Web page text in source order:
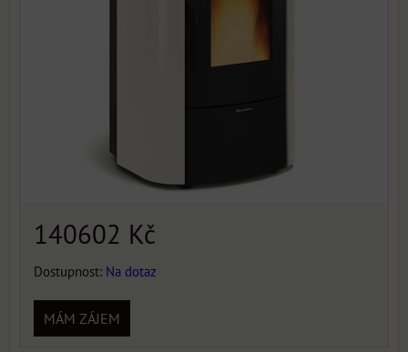
140602 Kč
Dostupnost: Na dotaz
MÁM ZÁJEM